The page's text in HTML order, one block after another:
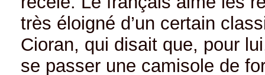
très éloigné d’un certain
Cioran, qui disait que, pour
se passer une camisole de